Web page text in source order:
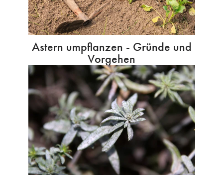
Astern umpflanzen - Gründe und
Vorgehen